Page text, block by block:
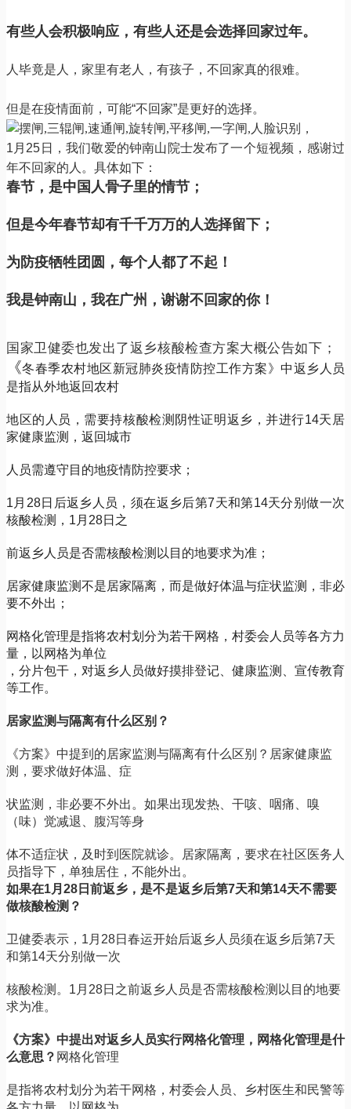
有些人会积极响应，有些人还是会选择回家过年。
人毕竟是人，家里有老人，有孩子，不回家真的很难。
但是在疫情面前，可能“不回家”是更好的选择。
1 月 25 日，我们敬爱的钟南山院士发布了一个短视频，感谢过
年不回家的人。具体如下：
春节，是中国人骨子里的情节；
但是今年春节却有千千万万的人选择留下；
为防疫牺牲团圆，每个人都了不起！
我是钟南山，我在广州，谢谢不回家的你！
国家卫健委也发出了返乡核酸检查方案大概公告如下；
《冬春季农村地区新冠肺炎疫情防控工作方案》中返乡人员
是指从外地返回农村
地区的人员，需要持核酸检测阴性证明返乡，并进行14天居
家健康监测，返回城市
人员需遵守目的地疫情防控要求；
1月28日后返乡人员，须在返乡后第7天和第14天分别做一次
核酸检测，1月28日之
前返乡人员是否需核酸检测以目的地要求为准；
居家健康监测不是居家隔离，而是做好体温与症状监测，非必
要不外出；
网格化管理是指将农村划分为若干网格，村委会人员等各方力
量，以网格为单位
，分片包干，对返乡人员做好摸排登记、健康监测、宣传教育
等工作。
居家监测与隔离有什么区别？
《方案》中提到的居家监测与隔离有什么区别？居家健康监
测，要求做好体温、症
状监测，非必要不外出。如果出现发热、干咳、咽痛、嗅
（味）觉减退、腹泻等身
体不适症状，及时到医院就诊。居家隔离，要求在社区医务人
员指导下，单独居住，不能外出。
如果在1月28日前返乡，是不是返乡后第7天和第14天不需要
做核酸检测？
卫健委表示， 1月28日春运开始后返乡人员须在返乡后第7天
和第14天分别做一次
核酸检测。1月28日之前返乡人员是否需核酸检测以目的地要
求为准。
《方案》中提出对返乡人员实行网格化管理，网格化管理是什
么意思？ 网格化管理
是指将农村划分为若干网格，村委会人员、乡村医生和民警等